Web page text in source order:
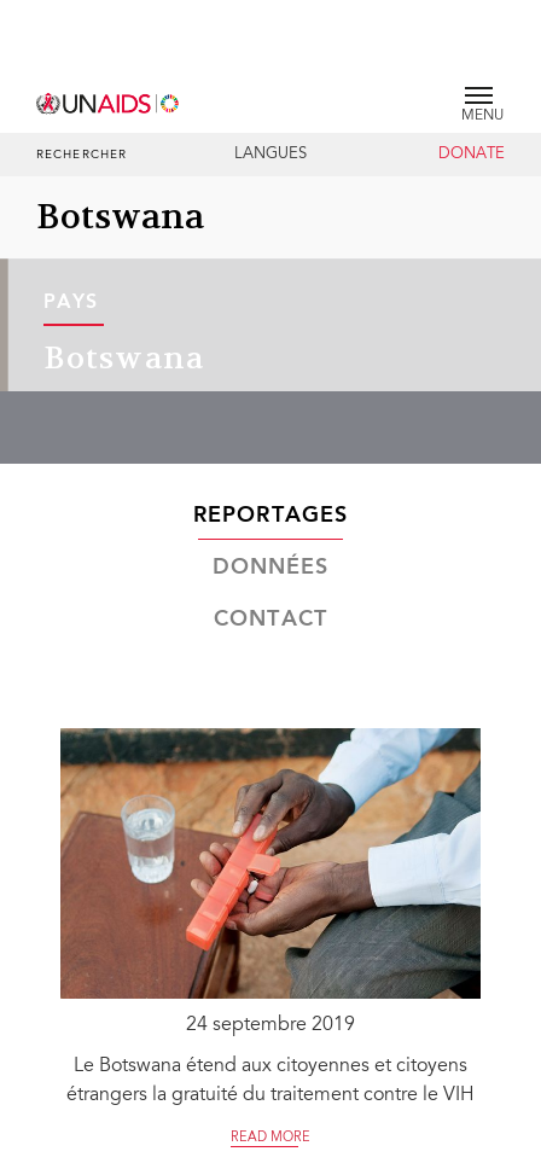
MENU
RECHERCHER LANGUES DONATE
Botswana
PAYS
Botswana
REPORTAGES
DONNÉES
CONTACT
24 septembre 2019
Le Botswana étend aux citoyennes et citoyens
étrangers la gratuité du traitement contre le VIH
READ MORE